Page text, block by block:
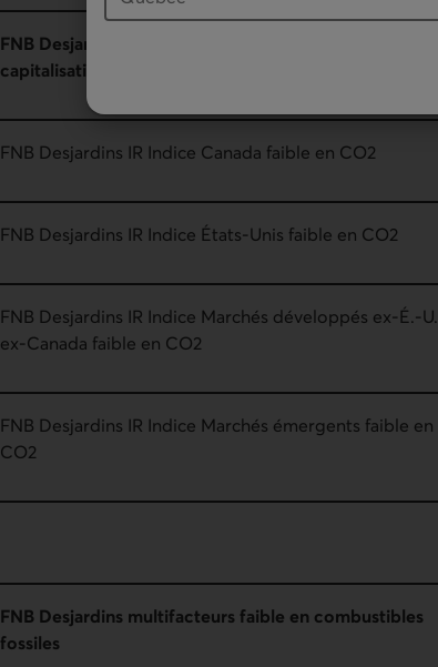
FNB Desjardins pondérés en fonction de la
capitalisation faible en CO2
FNB Desjardins IR Indice Canada faible en CO2
FNB Desjardins IR Indice États-Unis faible en CO2
FNB Desjardins IR Indice Marchés développés ex-É.-U.
ex-Canada faible en CO2
FNB Desjardins IR Indice Marchés émergents faible en
CO2
FNB Desjardins multifacteurs faible en combustibles
fossiles